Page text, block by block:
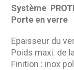
Système
Porte en verre
Epaisseur du
Poids maxi. de
Finition : inox